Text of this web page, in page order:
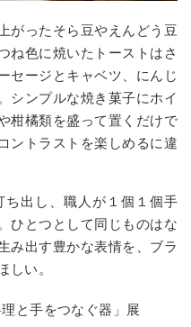
がったそら豆やえんどう豆
ね色に焼いたトーストはさ
セージとキャベツ、にんじ
シンプルな焼き菓子にホイ
柑橘類を盛って置くだけで
ントラストを楽しめるに違
ち出し、職人が１個１個手
ひとつとして同じものはな
み出す豊かな表情を、ブラ
しい。
と手をつなぐ器」展